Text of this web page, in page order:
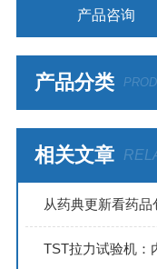
产品咨询
产品分类
相关文章
从药典更新看药